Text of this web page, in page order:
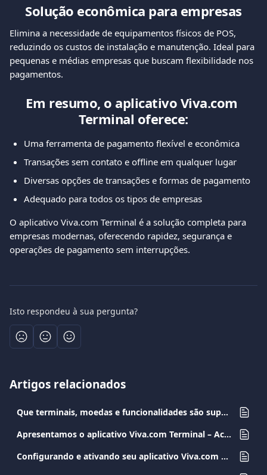
Solução econômica para empresas
Elimina a necessidade de equipamentos físicos de POS,
reduzindo os custos de instalação e manutenção. Ideal para
pequenas e médias empresas que buscam flexibilidade nos
pagamentos.
Em resumo, o aplicativo Viva.com
Terminal oferece:
Uma ferramenta de pagamento flexível e econômica
Transações sem contato e offline em qualquer lugar
Diversas opções de transações e formas de pagamento
Adequado para todos os tipos de empresas
O aplicativo Viva.com Terminal é a solução completa para
empresas modernas, oferecendo rapidez, segurança e
operações de pagamento sem interrupções.
Isto respondeu à sua pergunta?
Artigos relacionados
Que terminais, moedas e funcionalidades são suportados pela Conversão Dinâmica de Moeda (DCC)
Apresentamos o aplicativo Viva.com Terminal – Aceite pagamentos em qualquer lugar
Configurando e ativando seu aplicativo Viva.com Terminal